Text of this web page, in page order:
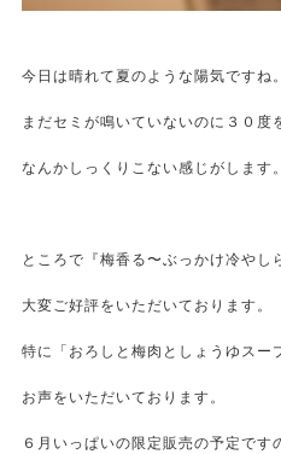
今日は晴れて夏のような陽気ですね。
まだセミが鳴いていないのに３０度
なんかしっくりこない感じがします。
ところで『梅香る〜ぶっかけ冷やし
大変ご好評をいただいております。
特に「おろしと梅肉としょうゆスー
お声をいただいております。
６月いっぱいの限定販売の予定です